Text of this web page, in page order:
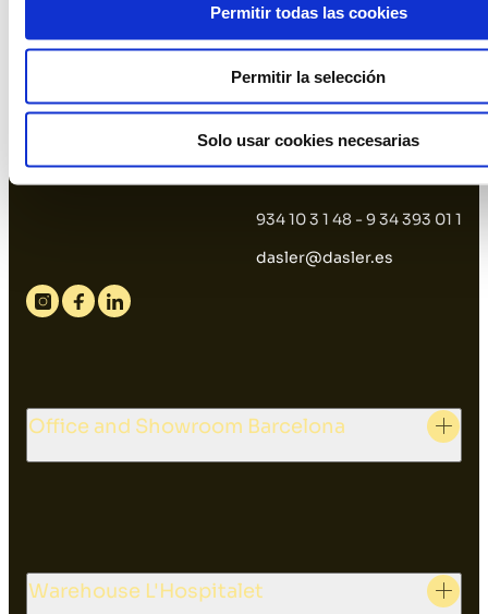
Permitir todas las cookies
Permitir la selección
Solo usar cookies necesarias
gastronorm
934 10 3 1 48 - 9 34 393 01 1
dasler@dasler.es
Instagram
FacebookLinkedin
Office and Showroom Barcelona
Warehouse L'Hospitalet